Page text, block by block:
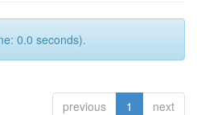
0.0 seconds).
previous 1 next